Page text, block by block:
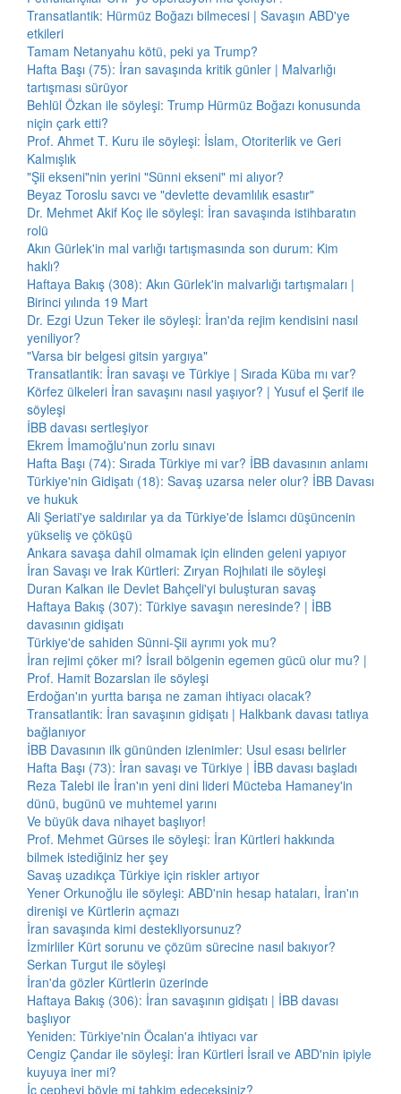
Transatlantik: Hürmüz Boğazı bilmecesi | Savaşın ABD'ye
etkileri
Tamam Netanyahu kötü, peki ya Trump?
Hafta Başı (75): İran savaşında kritik günler | Malvarlığı
tartışması sürüyor
Behlül Özkan ile söyleşi: Trump Hürmüz Boğazı konusunda
niçin çark etti?
Prof. Ahmet T. Kuru ile söyleşi: İslam, Otoriterlik ve Geri
Kalmışlık
"Şii ekseni"nin yerini "Sünni ekseni" mi alıyor?
Beyaz Toroslu savcı ve "devlette devamlılık esastır"
Dr. Mehmet Akif Koç ile söyleşi: İran savaşında istihbaratın
rolü
Akın Gürlek'in mal varlığı tartışmasında son durum: Kim
haklı?
Haftaya Bakış (308): Akın Gürlek'in malvarlığı tartışmaları |
Birinci yılında 19 Mart
Dr. Ezgi Uzun Teker ile söyleşi: İran'da rejim kendisini nasıl
yeniliyor?
"Varsa bir belgesi gitsin yargıya"
Transatlantik: İran savaşı ve Türkiye | Sırada Küba mı var?
Körfez ülkeleri İran savaşını nasıl yaşıyor? | Yusuf el Şerif ile
söyleşi
İBB davası sertleşiyor
Ekrem İmamoğlu'nun zorlu sınavı
Hafta Başı (74): Sırada Türkiye mi var? İBB davasının anlamı
Türkiye'nin Gidişatı (18): Savaş uzarsa neler olur? İBB Davası
ve hukuk
Ali Şeriati'ye saldırılar ya da Türkiye'de İslamcı düşüncenin
yükseliş ve çöküşü
Ankara savaşa dahil olmamak için elinden geleni yapıyor
İran Savaşı ve Irak Kürtleri: Zıryan Rojhılati ile söyleşi
Duran Kalkan ile Devlet Bahçeli'yi buluşturan savaş
Haftaya Bakış (307): Türkiye savaşın neresinde? | İBB
davasının gidişatı
Türkiye'de sahiden Sünni-Şii ayrımı yok mu?
İran rejimi çöker mi? İsrail bölgenin egemen gücü olur mu? |
Prof. Hamit Bozarslan ile söyleşi
Erdoğan'ın yurtta barışa ne zaman ihtiyacı olacak?
Transatlantik: İran savaşının gidişatı | Halkbank davası tatlıya
bağlanıyor
İBB Davasının ilk gününden izlenimler: Usul esası belirler
Hafta Başı (73): İran savaşı ve Türkiye | İBB davası başladı
Reza Talebi ile İran'ın yeni dini lideri Mücteba Hamaney'in
dünü, bugünü ve muhtemel yarını
Ve büyük dava nihayet başlıyor!
Prof. Mehmet Gürses ile söyleşi: İran Kürtleri hakkında
bilmek istediğiniz her şey
Savaş uzadıkça Türkiye için riskler artıyor
Yener Orkunoğlu ile söyleşi: ABD'nin hesap hataları, İran'ın
direnişi ve Kürtlerin açmazı
İran savaşında kimi destekliyorsunuz?
İzmirliler Kürt sorunu ve çözüm sürecine nasıl bakıyor?
Serkan Turgut ile söyleşi
İran'da gözler Kürtlerin üzerinde
Haftaya Bakış (306): İran savaşının gidişatı | İBB davası
başlıyor
Yeniden: Türkiye'nin Öcalan'a ihtiyacı var
Cengiz Çandar ile söyleşi: İran Kürtleri İsrail ve ABD'nin ipiyle
kuyuya iner mi?
İç cepheyi böyle mi tahkim edeceksiniz?